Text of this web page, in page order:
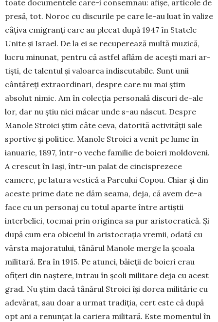
toate docu­mentele care-i con­semnau: afişe, articole de
pre­să, tot. Noroc cu discurile pe care le-au luat în valize
câţiva emigranţi care au plecat după 1947 în Statele
Unite şi Israel. De la ei se recupe­rează multă muzică,
lucru minunat, pentru că astfel aflăm de aceşti mari ar­
tişti, de talentul şi valoarea in­dis­cutabile. Sunt unii
cântă­reţi extraordinari, despre care nu mai ştim
absolut nimic. Am în colecţia personală discuri de-ale
lor, dar nu ştiu nici măcar unde s-au născut. Despre
Manole Stroici ştim câte ceva, datorită activităţii sale
sportive şi po­litice. Manole Stroici a venit pe lume în
ianuarie, 1897, într-o veche familie de bo­ieri moldoveni.
A crescut în Iași, într-un palat de cinci­sprezece
camere, pe latura vestică a Parcului Co­pou. Chiar şi din
aceste prime date ne dăm sea­ma, deja, că avem de-a
face cu un personaj cu totul aparte între artiştii
interbelici, tocmai prin originea sa pur aristo­cratică. Și
după cum era obiceiul în aristocraţia vremii, odată cu
vârs­ta majoratului, tâ­nărul Manole merge la şcoala
militară. Era în 1915. Pe atunci, băieţii de boieri erau
ofiţeri din naştere, intrau în şcoli militare deja cu acest
grad. Nu ştim dacă tânărul Stroici îşi dorea militărie cu
adevărat, sau doar a urmat tradiția, cert este că după
opt ani a re­nunţat la cariera mili­tară. Este momentul în